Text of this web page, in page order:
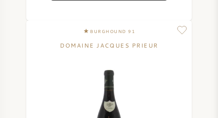
BURGHOUND 91
DOMAINE JACQUES PRIEUR